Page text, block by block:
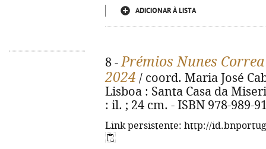
ADICIONAR À LISTA
8 -Prémios Nunes
2024 / coord. Maria José
Lisboa : Santa Casa da
: il. ; 24 cm. - ISBN 978-989-
Link persistente: http://